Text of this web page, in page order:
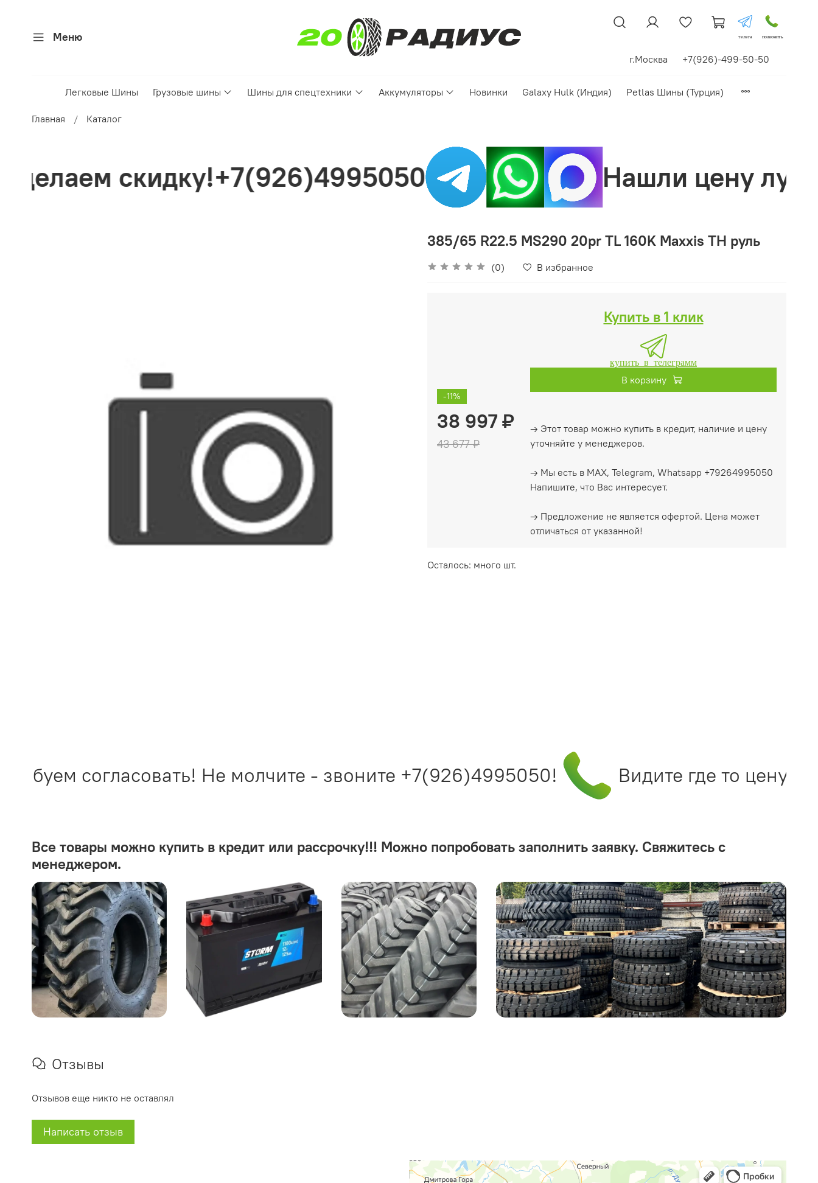
Меню телега позвонить
г.Москва +7(926)-499-50-50
Легковые Шины Грузовые шины Шины для спецтехники Аккумуляторы Новинки Galaxy Hulk (Индия) Petlas Шины (Турция)
Главная Каталог
Нашли цену лучше?
385/65 R22.5 MS290 20pr TL 160K Maxxis TH руль
(0) В избранное
-11%
38 997 ₽
43 677 ₽
Купить в 1 клик
купить в телеграмм
В корзину
→ Этот товар можно купить в кредит, наличие и цену
уточняйте у менеджеров.
→ Мы есть в MAX, Telegram, Whatsapp +79264995050
Напишите, что Вас интересует.
→ Предложение не является офертой. Цена может
отличаться от указанной!
Осталось: много шт.
согласовать! Не молчите - звоните +7(926)4995050! Видите где то цену
Все товары можно купить в кредит или рассрочку!!! Можно попробовать заполнить заявку. Свяжитесь с
менеджером.
Отзывы
Отзывов еще никто не оставлял
Написать отзыв